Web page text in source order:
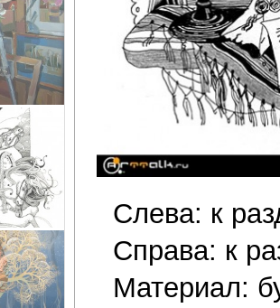
Слева: к
Справа: к
Материал: